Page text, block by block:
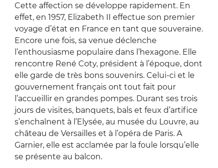
Cette affection se développe rapidement. En
effet, en 1957, Elizabeth II effectue son premier
voyage d’état en France en tant que souveraine.
Encore une fois, sa venue déclenche
l’enthousiasme populaire dans l’hexagone. Elle
rencontre René Coty, président à l’époque, dont
elle garde de très bons souvenirs. Celui-ci et le
gouvernement français ont tout fait pour
l’accueillir en grandes pompes. Durant ses trois
jours de visites, banquets, bals et feux d’artifice
s’enchaînent à l’Elysée, au musée du Louvre, au
château de Versailles et à l’opéra de Paris. A
Garnier, elle est acclamée par la foule lorsqu’elle
se présente au balcon.